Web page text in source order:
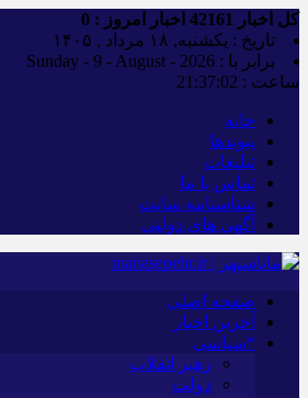
کل اخبار اخبار امروز : 0
تاریخ : یکشنبه, ۱۸ مرداد , ۱۴۰۵
برابر با : Sunday - 9 - August - 2026
ساعت : 21:37:02
خانه
پیوندها
تبلیغات
تماس با ما
شناسنامه سایت
آگهی های دولتی
صفحه اصلی
آخرین اخبار
*سیاسی
رهبر انقلاب
دولت